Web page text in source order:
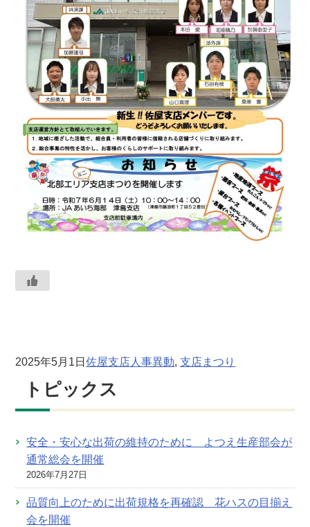
2025年5月1日佐屋支店人事異動, 支店まつり
トピックス
安全・安心な出荷の維持のために よつえ生産部会が
通常総会を開催
2026年7月27日
品質向上のために出荷規格を再確認 花ハスの目揃え
会を開催